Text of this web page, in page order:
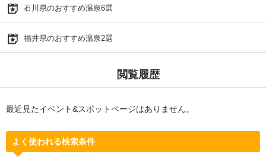
石川県のおすすめ温泉6選
福井県のおすすめ温泉2選
閲覧履歴
最近見たイベント&スポットページはありません。
よく使われる検索条件